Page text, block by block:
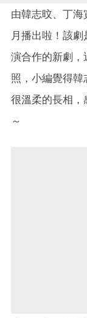
由韓志旼、丁
月播出啦！該
演合作的新劇，
照，小編覺得
很溫柔的長相，
～